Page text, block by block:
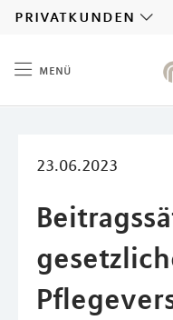
privatkunden
menü
23.06.2023